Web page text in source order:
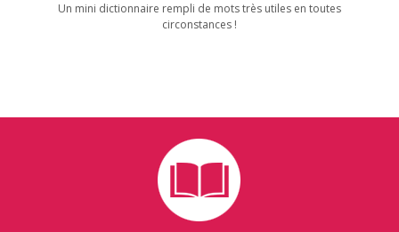
Un mini dictionnaire rempli de mots très utiles en toutes
circonstances !